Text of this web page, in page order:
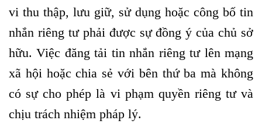
vi thu thập, lưu giữ, sử dụng hoặc công bố tin
nhắn riêng tư phải được sự đồng ý của chủ sở
hữu. Việc đăng tải tin nhắn riêng tư lên mạng
xã hội hoặc chia sẻ với bên thứ ba mà không
có sự cho phép là vi phạm quyền riêng tư và
chịu trách nhiệm pháp lý.